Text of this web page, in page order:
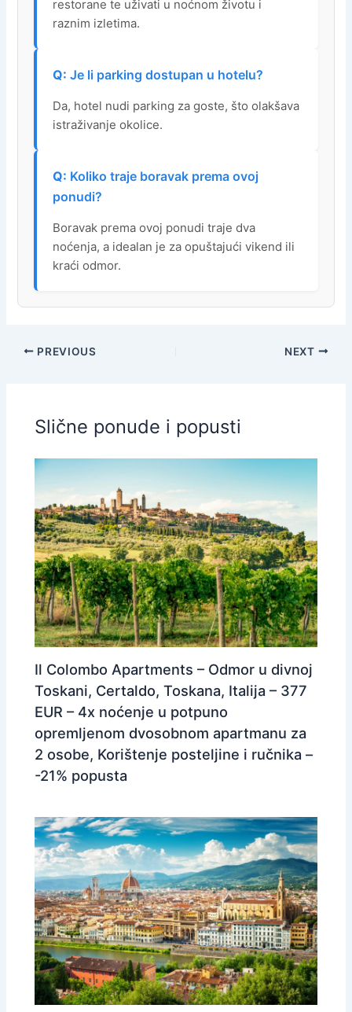
restorane te uživati u noćnom životu i
raznim izletima.
Je li parking dostupan u hotelu?
Da, hotel nudi parking za goste, što olakšava
istraživanje okolice.
Koliko traje boravak prema ovoj
ponudi?
Boravak prema ovoj ponudi traje dva
noćenja, a idealan je za opuštajući vikend ili
kraći odmor.
PREVIOUS NEXT
Slične ponude i popusti
Il Colombo Apartments – Odmor u divnoj
Toskani, Certaldo, Toskana, Italija – 377
EUR – 4x noćenje u potpuno
opremljenom dvosobnom apartmanu za
2 osobe, Korištenje posteljine i ručnika –
-21% popusta